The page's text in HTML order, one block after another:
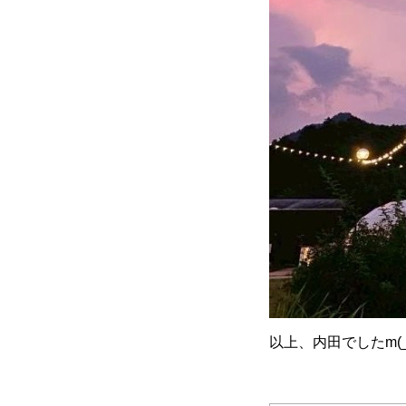
以上、内田でした